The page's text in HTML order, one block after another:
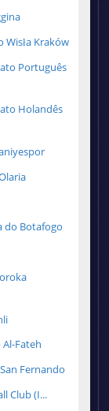
Kraków
Português
Holandês
do Botafogo
Fateh
Fernando
Club (I...